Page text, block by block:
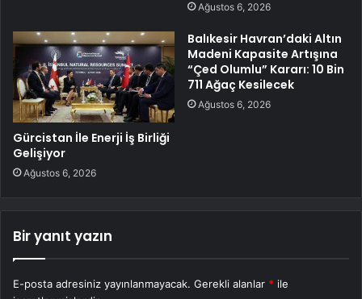
Ağustos 6, 2026
Gürcistan İle Enerji İş Birliği
Gelişiyor
Ağustos 6, 2026
Balıkesir Havran’daki Altın
Madeni Kapasite Artışına
“Çed Olumlu” Kararı: 10 Bin
711 Ağaç Kesilecek
Ağustos 6, 2026
Bir yanıt yazın
E-posta adresiniz yayınlanmayacak. Gerekli alanlar * ile